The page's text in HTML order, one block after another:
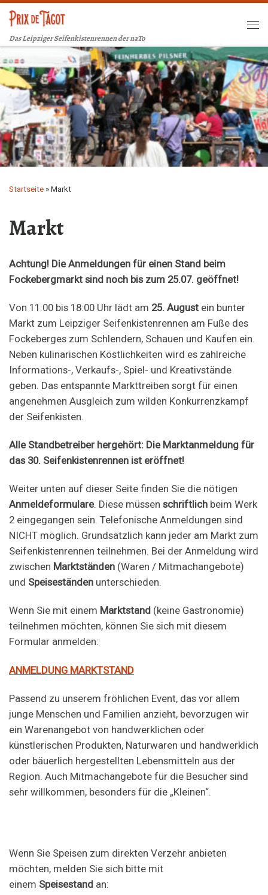
Zum Inhalt springen
Das Leipziger Seifenkistenrennen der naTo
Startseite » Markt
Markt
Achtung! Die Anmeldungen für einen Stand beim
Fockebergmarkt sind noch bis zum 25.07. geöffnet!
Von 11:00 bis 18:00 Uhr lädt am 25. August ein bunter
Markt zum Leipziger Seifenkistenrennen am Fuße des
Fockeberges zum Schlendern, Schauen und Kaufen ein.
Neben kulinarischen Köstlichkeiten wird es zahlreiche
Informations-, Verkaufs-, Spiel- und Kreativstände
geben. Das entspannte Markttreiben sorgt für einen
angenehmen Ausgleich zum wilden Konkurrenzkampf
der Seifenkisten.
Alle Standbetreiber hergehört: Die Marktanmeldung für
das 30. Seifenkistenrennen ist eröffnet!
Weiter unten auf dieser Seite finden Sie die nötigen
Anmeldeformulare. Diese müssen schriftlich beim Werk
2 eingegangen sein. Telefonische Anmeldungen sind
NICHT möglich. Grundsätzlich kann jeder am Markt zum
Seifenkistenrennen teilnehmen. Bei der Anmeldung wird
zwischen Marktständen (Waren / Mitmachangebote)
und Speiseständen unterschieden.
Wenn Sie mit einem Marktstand (keine Gastronomie)
teilnehmen möchten, können Sie sich mit diesem
Formular anmelden:
ANMELDUNG MARKTSTAND
Passend zu unserem fröhlichen Event, das vor allem
junge Menschen und Familien anzieht, bevorzugen wir
ein Warenangebot von handwerklichen oder
künstlerischen Produkten, Naturwaren und handwerklich
oder bäuerlich hergestellten Lebensmitteln aus der
Region. Auch Mitmachangebote für die Besucher sind
sehr willkommen, besonders für die „Kleinen“.
Wenn Sie Speisen zum direkten Verzehr anbieten
möchten, melden Sie sich bitte mit
einem Speisestand an: